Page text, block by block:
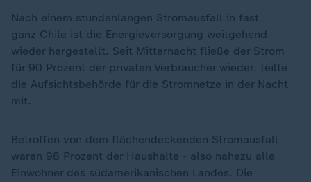
Nach einem stundenlangen Stromausfall in fast
ganz Chile ist die Energieversorgung weitgehend
wieder hergestellt. Seit Mitternacht fließe der Strom
für 90 Prozent der privaten Verbraucher wieder, teilte
die Aufsichtsbehörde für die Stromnetze in der Nacht
mit.
Betroffen von dem flächendeckenden Stromausfall
waren 98 Prozent der Haushalte - also nahezu alle
Einwohner des südamerikanischen Landes. Die